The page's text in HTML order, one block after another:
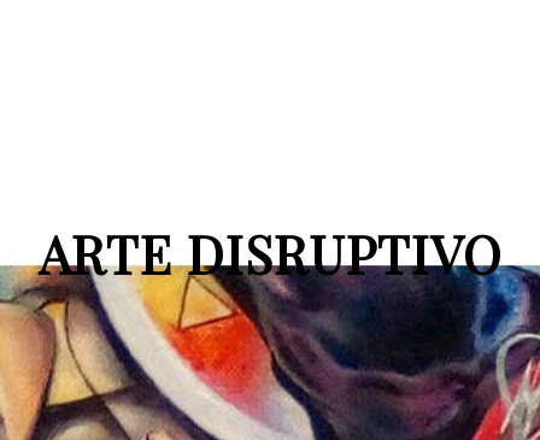
ARTE DISRUPTIVO